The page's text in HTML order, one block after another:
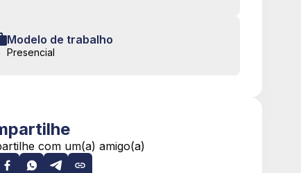
Modelo de trabalho
Presencial
com um(a) amigo(a)